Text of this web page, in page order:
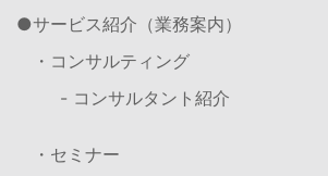
サービス紹介（業務案内）
・コンサルティング
- コンサルタント紹介
・セミナー